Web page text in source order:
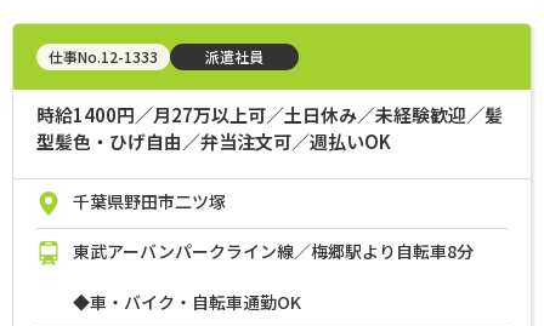
仕事No.12-1333 派遣社員
時給1400円／月27万以上可／土日休み／未経験歓迎／髪
型髪色・ひげ自由／弁当注文可／週払いOK
千葉県野田市二ツ塚
東武アーバンパークライン線／梅郷駅より自転車8分
◆車・バイク・自転車通勤OK